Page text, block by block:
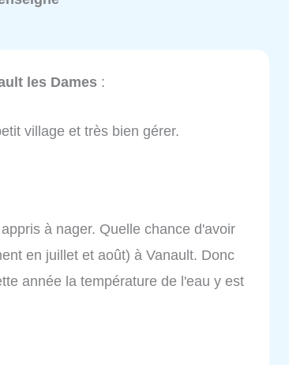
les Dames :
village et très bien gérer.
à nager. Quelle chance d'avoir
en juillet et août) à Vanault. Donc
année la température de l'eau y est